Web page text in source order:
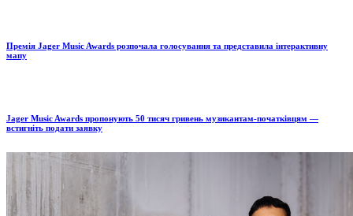
Премія Jager Music Awards розпочала голосування та представила інтерактивну
мапу
Jager Music Awards пропонують 50 тисяч гривень музикантам-початківцям —
встигніть подати заявку